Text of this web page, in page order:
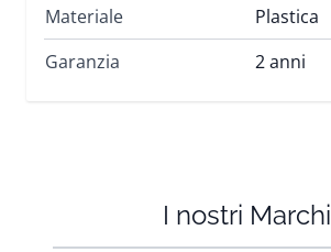
Materiale
Plastica
Garanzia
2 anni
I nostri Marchi